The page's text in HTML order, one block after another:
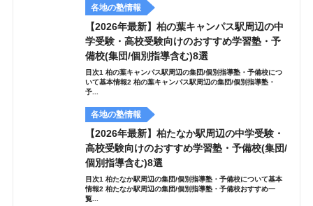
各地の塾情報
【2026年最新】柏の葉キャンパス駅周辺の中
学受験・高校受験向けのおすすめ学習塾・予
備校(集団/個別指導含む)8選
目次1 柏の葉キャンパス駅周辺の集団/個別指導塾・予備校につ
いて基本情報2 柏の葉キャンパス駅周辺の集団/個別指導塾・
予...
各地の塾情報
【2026年最新】柏たなか駅周辺の中学受験・
高校受験向けのおすすめ学習塾・予備校(集団/
個別指導含む)8選
目次1 柏たなか駅周辺の集団/個別指導塾・予備校について基本
情報2 柏たなか駅周辺の集団/個別指導塾・予備校おすすめ一
覧...